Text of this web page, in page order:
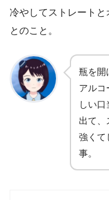
冷やしてストレート
とのこと。
瓶を開
アルコ
しい
出て、
強くて
事。